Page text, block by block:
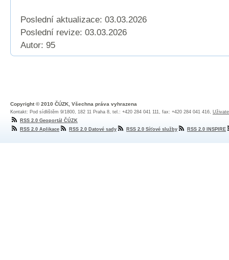
Poslední aktualizace: 03.03.2026
Poslední revize: 03.03.2026
Autor: 95
Copyright © 2010 ČÚZK, Všechna práva vyhrazena
Kontakt: Pod sídlištěm 9/1800, 182 11 Praha 8, tel.: +420 284 041 111, fax: +420 284 041 416,
RSS 2.0 Geoportál ČÚZK
RSS 2.0 Aplikace
RSS 2.0 Datové sady RSS 2.0 Síťové služby RSS 2.0 INSPIRE